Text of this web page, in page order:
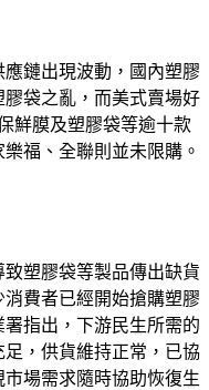
袋之亂，而美式賣場好
鮮膜及塑膠袋等逾十款
福、全聯則並未限購。
費者已經開始搶購塑膠
指出，下游民生所需的
，供貨維持正常，已協
場需求隨時協助恢復生